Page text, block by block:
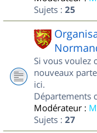
Sujets : 25
Si vous voulez
nouveaux
ici.
Départements
Modérateur :
Sujets : 27